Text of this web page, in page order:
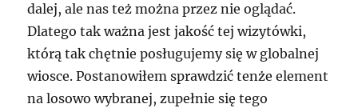
dalej, ale nas też można przez nie oglądać.
Dlatego tak ważna jest jakość tej wizytówki,
którą tak chętnie posługujemy się w globalnej
wiosce. Postanowiłem sprawdzić tenże element
na losowo wybranej, zupełnie się tego